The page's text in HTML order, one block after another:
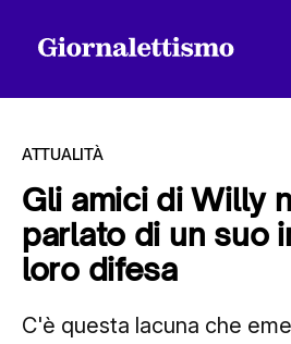
Tutti gli articoli
Chi siamo
ATTUALITÀ
Gli amici di Willy
parlato di un suo
loro difesa
C'è questa lacuna che